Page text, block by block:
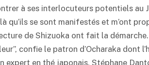
à ses interlocuteurs potentiels au
qu’ils se sont manifestés et m’ont
de Shizuoka ont fait la
confie le patron d’Ocharaka dont
expert en thé japonais, Stéphane